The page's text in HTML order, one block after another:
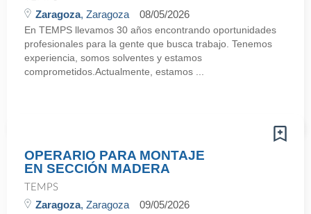
Zaragoza, Zaragoza 08/05/2026
En TEMPS llevamos 30 años encontrando oportunidades
profesionales para la gente que busca trabajo. Tenemos
experiencia, somos solventes y estamos
comprometidos.Actualmente, estamos ...
OPERARIO PARA MONTAJE
EN SECCIÓN MADERA
TEMPS
Zaragoza, Zaragoza 09/05/2026